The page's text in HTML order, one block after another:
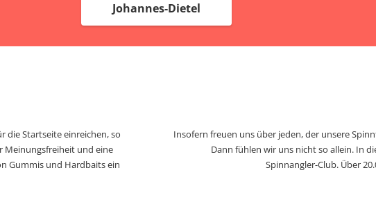
Johannes-Dietel
die Startseite einreichen, so
Meinungsfreiheit und eine
Gummis und Hardbaits ein
Insofern freuen uns über jeden, der unsere
Dann fühlen wir uns nicht so allein. In
Spinnangler-Club. Über